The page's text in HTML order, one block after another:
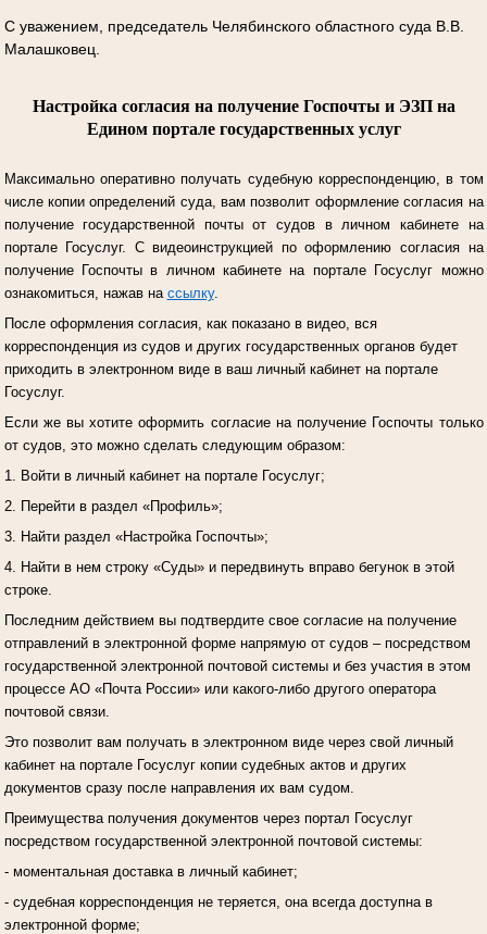
С уважением, председатель Челябинского областного суда В.В.
Малашковец.
Настройка согласия на получение Госпочты и ЭЗП на
Едином портале государственных услуг
Максимально оперативно получать судебную корреспонденцию, в том
числе копии определений суда, вам позволит оформление согласия на
получение государственной почты от судов в личном кабинете на
портале Госуслуг. С видеоинструкцией по оформлению согласия на
получение Госпочты в личном кабинете на портале Госуслуг можно
ознакомиться, нажав на ссылку.
После оформления согласия, как показано в видео, вся
корреспонденция из судов и других государственных органов будет
приходить в электронном виде в ваш личный кабинет на портале
Госуслуг.
Если же вы хотите оформить согласие на получение Госпочты только
от судов, это можно сделать следующим образом:
1. Войти в личный кабинет на портале Госуслуг;
2. Перейти в раздел «Профиль»;
3. Найти раздел «Настройка Госпочты»;
4. Найти в нем строку «Суды» и передвинуть вправо бегунок в этой
строке.
Последним действием вы подтвердите свое согласие на получение
отправлений в электронной форме напрямую от судов – посредством
государственной электронной почтовой системы и без участия в этом
процессе АО «Почта России» или какого-либо другого оператора
почтовой связи.
Это позволит вам получать в электронном виде через свой личный
кабинет на портале Госуслуг копии судебных актов и других
документов сразу после направления их вам судом.
Преимущества получения документов через портал Госуслуг
посредством государственной электронной почтовой системы:
- моментальная доставка в личный кабинет;
- судебная корреспонденция не теряется, она всегда доступна в
электронной форме;